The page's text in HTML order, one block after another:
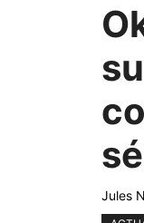
Jules